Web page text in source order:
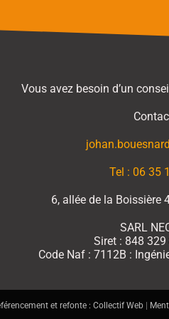
Vous avez besoin d’un
Tel : 06 35
6, allée de la Boissière
SARL
Siret : 848
Code Naf : 7112B :
et refonte : Collectif Web|